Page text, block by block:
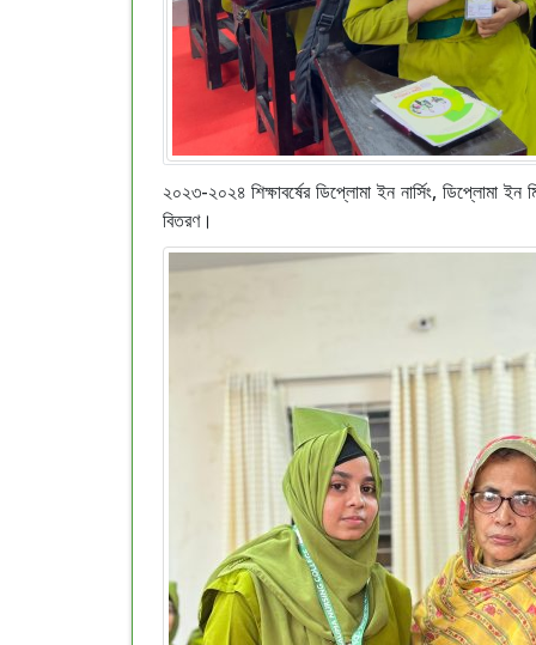
২০২৩-২০২৪ শিক্ষাবর্ষের ডিপ্লোমা ইন নার্সিং, ডিপ্লোমা
বিতরণ।